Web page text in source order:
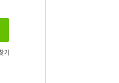
기